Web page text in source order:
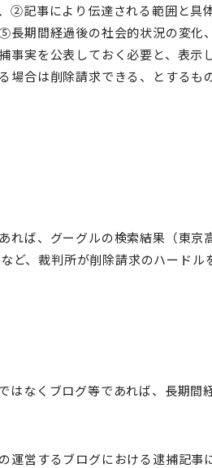
②記事により伝達される範囲と具
期間経過後の社会的状況の変化
事実を公表しておく必要と、表示
合は削除請求できる、とするも
れば、グーグルの検索結果（東京
ど、裁判所が削除請求のハードル
はなくブログ等であれば、長期間
運営するブログにおける逮捕記事